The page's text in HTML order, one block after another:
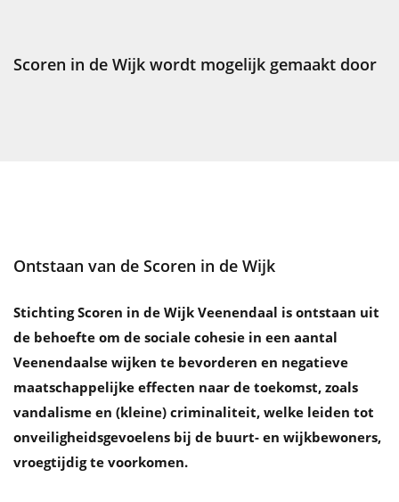
Scoren in de Wijk wordt mogelijk gemaakt door
Ontstaan van de Scoren in de Wijk
Stichting Scoren in de Wijk Veenendaal is ontstaan uit
de behoefte om de sociale cohesie in een aantal
Veenendaalse wijken te bevorderen en negatieve
maatschappelijke effecten naar de toekomst, zoals
vandalisme en (kleine) criminaliteit, welke leiden tot
onveiligheidsgevoelens bij de buurt- en wijkbewoners,
vroegtijdig te voorkomen.